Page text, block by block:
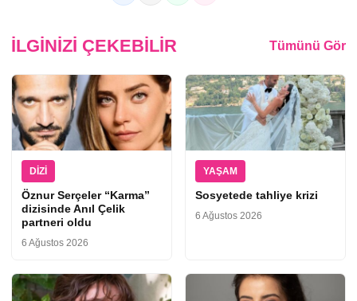
İLGINIZI ÇEKEBILIR Tümünü Gör
DIZI
Öznur Serçeler “Karma”
dizisinde Anıl Çelik
partneri oldu
6 Ağustos 2026
YAŞAM
Sosyetede tahliye krizi
6 Ağustos 2026